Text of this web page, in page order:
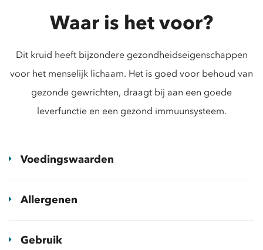
Waar is het voor?
Dit kruid heeft bijzondere gezondheidseigenschappen
voor het menselijk lichaam. Het is goed voor behoud van
gezonde gewrichten, draagt bij aan een goede
leverfunctie en een gezond immuunsysteem.
Voedingswaarden
Allergenen
Gebruik